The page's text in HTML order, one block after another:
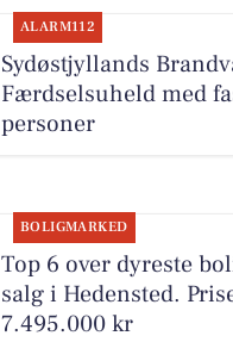
ALARM112
Sydøstjyllands
Færdselsuheld med
personer
BOLIGMARKED
Top 6 over dyreste
salg i Hedensted.
7.495.000 kr